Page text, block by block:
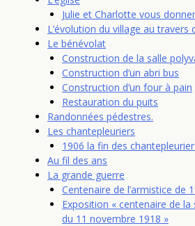
Julie et Charlotte vous
L’évolution du village au travers
Le bénévolat
Construction de la salle
Construction d’un abri bus
Construction d’un four à pain
Restauration du puits
Randonnées pédestres.
Les chantepleuriers
1906 la fin des
Au fil des ans
La grande guerre
Centenaire de l’armistice de
Exposition « centenaire de la
du 11 novembre 1918 »